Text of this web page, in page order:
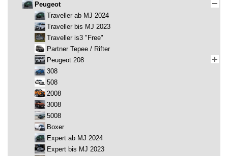
Peugeot
Traveller ab MJ 2024
Traveller bis MJ 2023
Traveller is3 "Free"
Partner Tepee / Rifter
Peugeot 208
308
508
2008
3008
5008
Boxer
Expert ab MJ 2024
Expert bis MJ 2023